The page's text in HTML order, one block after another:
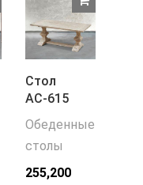
Стол
АС-615
Обеденные
столы
255,200